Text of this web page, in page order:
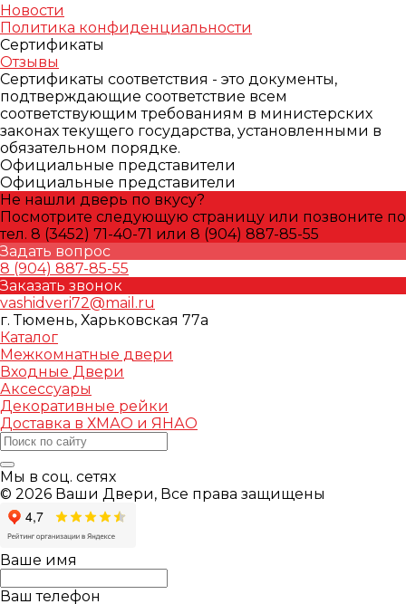
Новости
Политика конфиденциальности
Сертификаты
Отзывы
Сертификаты соответствия - это документы,
подтверждающие соответствие всем
соответствующим требованиям в министерских
законах текущего государства, установленными в
обязательном порядке.
Официальные представители
Официальные представители
Не нашли дверь по вкусу?
Посмотрите следующую страницу или позвоните по
тел. 8 (3452) 71-40-71 или 8 (904) 887-85-55
Задать вопрос
8 (904) 887-85-55
Заказать звонок
vashidveri72@mail.ru
г. Тюмень, Харьковская 77а
Каталог
Межкомнатные двери
Входные Двери
Аксессуары
Декоративные рейки
Доставка в ХМАО и ЯНАО
Мы в соц. сетях
© 2026 Ваши Двери, Все права защищены
Ваше имя
Ваш телефон